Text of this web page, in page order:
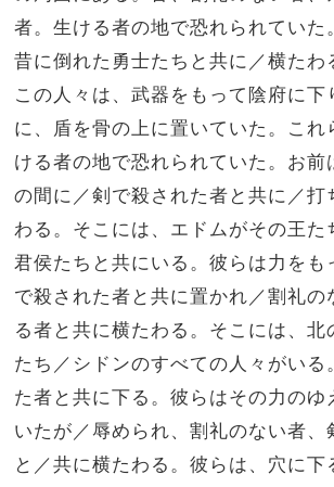
者。生ける者の地で恐れられていた
昔に倒れた勇士たちと共に／横たわ
この人々は、武器をもって陰府に下
に、盾を骨の上に置いていた。これ
ける者の地で恐れられていた。お前
の間に／剣で殺された者と共に／打
わる。そこには、エドムがその王た
君侯たちと共にいる。彼らは力をも
で殺された者と共に置かれ／割礼の
る者と共に横たわる。そこには、北
たち／シドンのすべての人々がいる
た者と共に下る。彼らはその力のゆ
いたが／辱められ、割礼のない者、
と／共に横たわる。彼らは、穴に下